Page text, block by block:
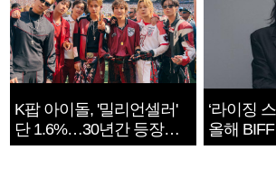
K팝 아이돌, '밀리언셀러'
단 1.6%…30년간 등장
1182개팀 전수조사
‘라이징
올해
확정